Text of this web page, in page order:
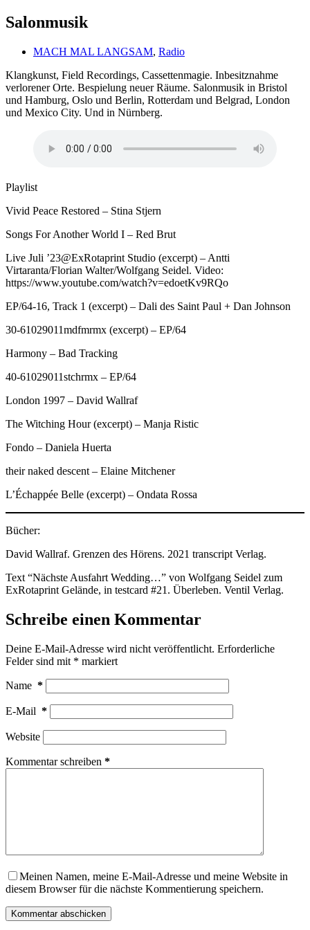
Salonmusik
MACH MAL LANGSAM, Radio
Klangkunst, Field Recordings, Cassettenmagie. Inbesitznahme
verlorener Orte. Bespielung neuer Räume. Salonmusik in Bristol
und Hamburg, Oslo und Berlin, Rotterdam und Belgrad, London
und Mexico City. Und in Nürnberg.
Playlist
Vivid Peace Restored – Stina Stjern
Songs For Another World I – Red Brut
Live Juli ’23@ExRotaprint Studio (excerpt) – Antti
Virtaranta/Florian Walter/Wolfgang Seidel. Video:
https://www.youtube.com/watch?v=edoetKv9RQo
EP/64-16, Track 1 (excerpt) – Dali des Saint Paul + Dan Johnson
30-61029011mdfmrmx (excerpt) – EP/64
Harmony – Bad Tracking
40-61029011stchrmx – EP/64
London 1997 – David Wallraf
The Witching Hour (excerpt) – Manja Ristic
Fondo – Daniela Huerta
their naked descent – Elaine Mitchener
L’Échappée Belle (excerpt) – Ondata Rossa
Bücher:
David Wallraf. Grenzen des Hörens. 2021 transcript Verlag.
Text “Nächste Ausfahrt Wedding…” von Wolfgang Seidel zum
ExRotaprint Gelände, in testcard #21. Überleben. Ventil Verlag.
Schreibe einen Kommentar
Deine E-Mail-Adresse wird nicht veröffentlicht. Erforderliche
Felder sind mit * markiert
Name *
E-Mail *
Website
Kommentar schreiben *
Meinen Namen, meine E-Mail-Adresse und meine Website in
diesem Browser für die nächste Kommentierung speichern.
Kommentar abschicken